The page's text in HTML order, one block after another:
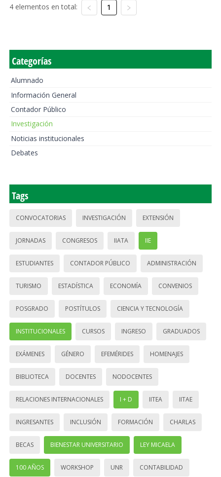
4 elementos en total: 1
Categorías
Alumnado
Información General
Contador Público
Investigación
Noticias institucionales
Debates
Tags
CONVOCATORIAS INVESTIGACIÓN EXTENSIÓN
JORNADAS CONGRESOS IIATA IIE
ESTUDIANTES CONTADOR PÚBLICO ADMINISTRACIÓN
TURISMO ESTADÍSTICA ECONOMÍA CONVENIOS
POSGRADO POSTÍTULOS CIENCIA Y TECNOLOGÍA
INSTITUCIONALES CURSOS INGRESO GRADUADOS
EXÁMENES GÉNERO EFEMÉRIDES HOMENAJES
BIBLIOTECA DOCENTES NODOCENTES
RELACIONES INTERNACIONALES I + D IITEA IITAE
INGRESANTES INCLUSIÓN FORMACIÓN CHARLAS
BECAS BIENESTAR UNIVERSITARIO LEY MICAELA
100 AÑOS WORKSHOP UNR CONTABILIDAD